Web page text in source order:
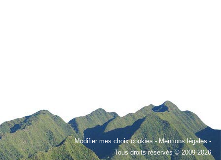
Modifier mes choix cookies-Mentions légales -
Tous droits réservés © 2009-2026